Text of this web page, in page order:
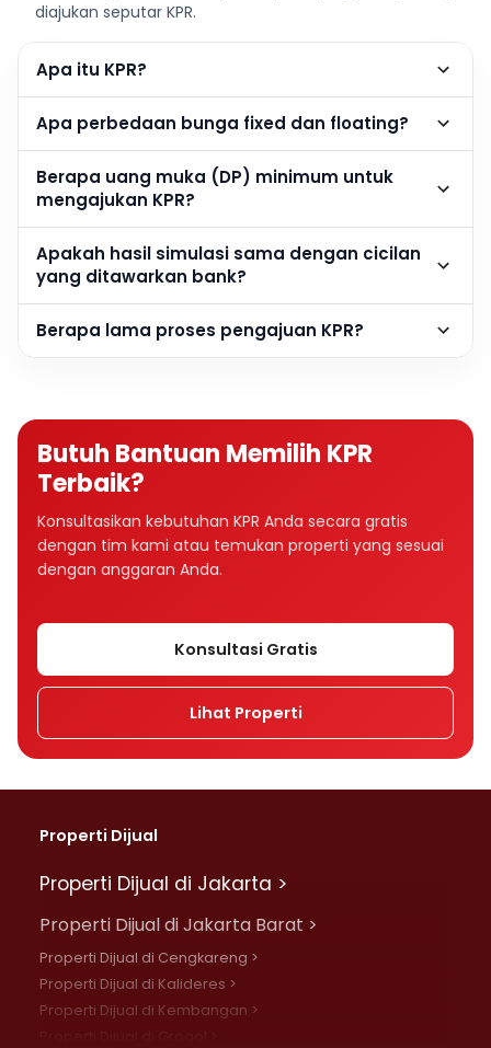
diajukan seputar KPR.
Apa itu KPR?
Apa perbedaan bunga fixed dan floating?
Berapa uang muka (DP) minimum untuk
mengajukan KPR?
Apakah hasil simulasi sama dengan cicilan
yang ditawarkan bank?
Berapa lama proses pengajuan KPR?
Butuh Bantuan Memilih KPR
Terbaik?
Konsultasikan kebutuhan KPR Anda secara gratis
dengan tim kami atau temukan properti yang sesuai
dengan anggaran Anda.
Konsultasi Gratis
Lihat Properti
Properti Dijual
Properti Dijual di Jakarta >
Properti Dijual di Jakarta Barat >
Properti Dijual di Cengkareng >
Properti Dijual di Kalideres >
Properti Dijual di Kembangan >